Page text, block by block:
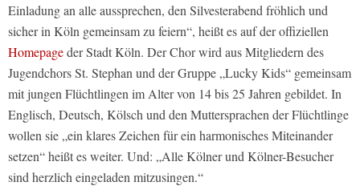
Einladung an alle aussprechen, den Silvesterabend fröhlich und
sicher in Köln gemeinsam zu feiern“, heißt es auf der offiziellen
Homepageder Stadt Köln. Der Chor wird aus Mitgliedern des
Jugendchors St. Stephan und der Gruppe „Lucky Kids“ gemeinsam
mit jungen Flüchtlingen im Alter von 14 bis 25 Jahren gebildet. In
Englisch, Deutsch, Kölsch und den Muttersprachen der Flüchtlinge
wollen sie „ein klares Zeichen für ein harmonisches Miteinander
setzen“ heißt es weiter. Und: „Alle Kölner und Kölner-Besucher
sind herzlich eingeladen mitzusingen.“